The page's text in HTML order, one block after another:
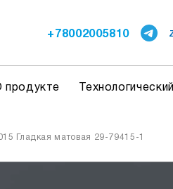
+78002005810
продукте
Гладкая матовая 29-79415-1